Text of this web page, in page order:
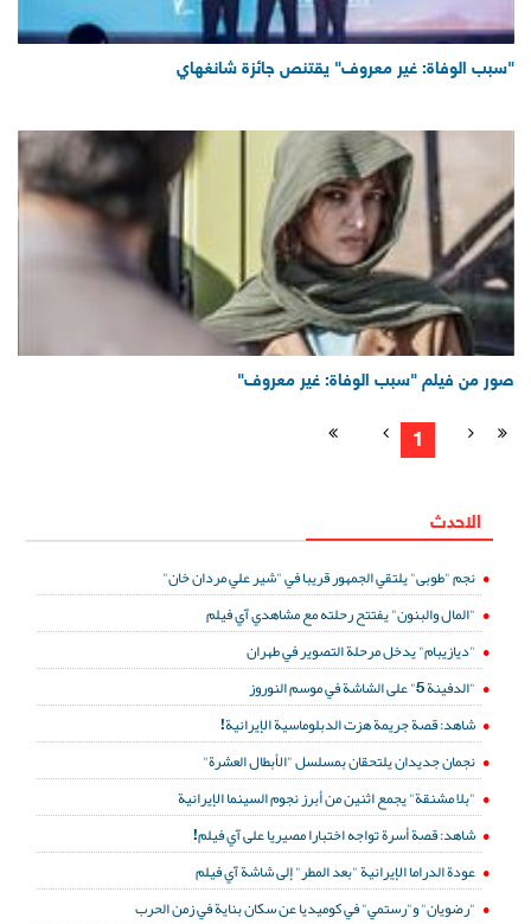
"سبب الوفاة: غير معروف" يقتنص جائزة شانغهاي
صور من فيلم "سبب الوفاة: غير معروف"
1
الاحدث
نجم "طوبى" يلتقي الجمهور قريبا في "شير علي مردان خان"
"المال والبنون" يفتتح رحلته مع مشاهدي آي فيلم
"ديازيبام" يدخل مرحلة التصوير في طهران
"الدفينة 5" على الشاشة في موسم النوروز
شاهد: قصة جريمة هزت الدبلوماسية الإيرانية!
نجمان جديدان يلتحقان بمسلسل "الأبطال العشرة"
"بلا مشنقة" يجمع اثنين من أبرز نجوم السينما الإيرانية
شاهد: قصة أسرة تواجه اختبارا مصيريا على آي فيلم!
عودة الدراما الإيرانية "بعد المطر" إلى شاشة آي فيلم
"رضويان" و"رستمي" في كوميديا عن سكان بناية في زمن الحرب